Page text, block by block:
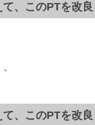
、このPTを改
、このPTを改